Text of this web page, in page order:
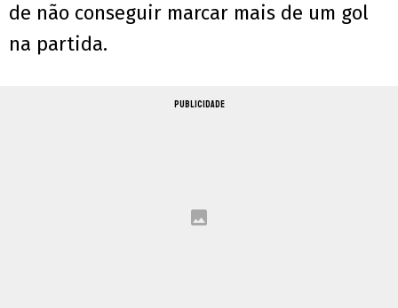
de não conseguir marcar mais de um gol
na partida.
PUBLICIDADE